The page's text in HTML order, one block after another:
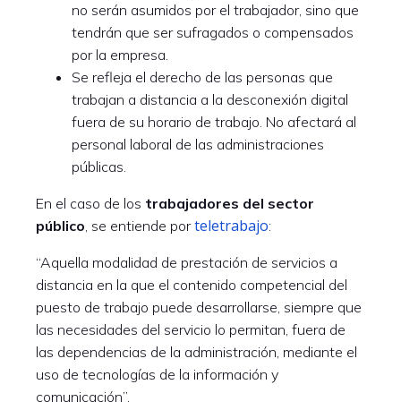
no serán asumidos por el trabajador, sino que
tendrán que ser sufragados o compensados
por la empresa.
Se refleja el derecho de las personas que
trabajan a distancia a la desconexión digital
fuera de su horario de trabajo. No afectará al
personal laboral de las administraciones
públicas.
En el caso de los trabajadores del sector
público, se entiende porteletrabajo:
“Aquella modalidad de prestación de servicios a
distancia en la que el contenido competencial del
puesto de trabajo puede desarrollarse, siempre que
las necesidades del servicio lo permitan, fuera de
las dependencias de la administración, mediante el
uso de tecnologías de la información y
comunicación”.